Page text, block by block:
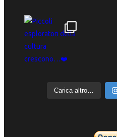
Carica altro…